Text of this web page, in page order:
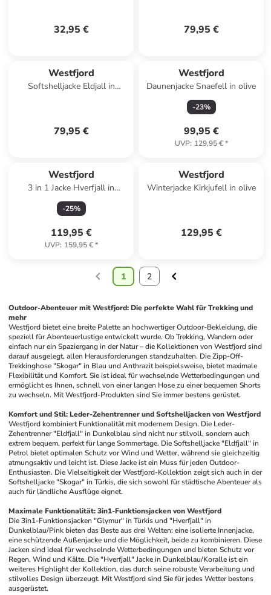
32,95 € 79,95 €
Westfjord
Softshelljacke Eldjall in
79,95 €
Westfjord
Daunenjacke Snaefell in olive
-23%
99,95 €
UVP: 129,95 €*
Westfjord
3 in 1 Jacke Hverfjall in
navy/olive
-25%
119,95 €
UVP: 159,95 €*
Westfjord
Winterjacke Kirkjufell in olive
129,95 €
1 2
Outdoor-Abenteuer mit Westfjord: Die perfekte Wahl für Trekking und
mehr
Westfjord bietet eine breite Palette an hochwertiger Outdoor-Bekleidung, die
speziell für Abenteuerlustige entwickelt wurde. Ob Trekking, Wandern oder
einfach nur ein Spaziergang in der Natur – die Kollektionen von Westfjord sind
darauf ausgelegt, allen Herausforderungen standzuhalten. Die Zipp-Off-
Trekkinghose "Skogar" in Blau und Anthrazit beispielsweise, bietet maximale
Flexibilität und Komfort. Sie ist ideal für wechselnde Wetterbedingungen und
ermöglicht es Ihnen, schnell von einer langen Hose zu einer bequemen Shorts
zu wechseln. Mit Westfjord-Produkten sind Sie immer bestens gerüstet.
Komfort und Stil: Leder-Zehentrenner und Softshelljacken von Westfjord
Westfjord kombiniert Funktionalität mit modernem Design. Die Leder-
Zehentrenner "Eldfjall" in Dunkelblau sind nicht nur stilvoll, sondern auch
extrem bequem, perfekt für lange Sommertage. Die Softshelljacke "Eldfjall" in
Petrol bietet optimalen Schutz vor Wind und Wetter, während sie gleichzeitig
atmungsaktiv und leicht ist. Diese Jacke ist ein Muss für jeden Outdoor-
Enthusiasten. Die Vielseitigkeit der Westfjord-Kollektion zeigt sich auch in der
Softshelljacke "Skogar" in Türkis, die sich sowohl für städtische Abenteuer als
auch für ländliche Ausflüge eignet.
Maximale Funktionalität: 3in1-Funktionsjacken von Westfjord
Die 3in1-Funktionsjacken "Glymur" in Türkis und "Hverfjall" in
Dunkelblau/Pink bieten das Beste aus drei Welten: eine isolierte Innenjacke,
eine schützende Außenjacke und die Möglichkeit, beide zu kombinieren. Diese
Jacken sind ideal für wechselnde Wetterbedingungen und bieten Schutz vor
Regen, Wind und Kälte. Die "Hverfjall" Jacke in Dunkelblau/Koralle ist ein
weiteres Highlight der Kollektion, das durch seine robuste Verarbeitung und
stilvolles Design überzeugt. Mit Westfjord sind Sie für jedes Wetter bestens
ausgerüstet.